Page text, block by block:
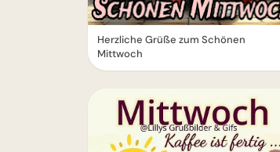
Herzliche Grüße zum Schönen
Mittwoch